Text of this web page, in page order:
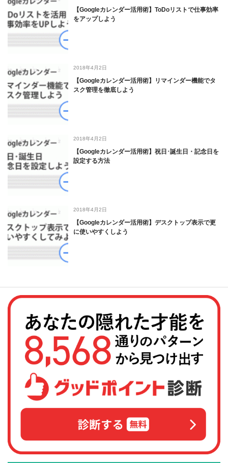
【Googleカレンダー活用術】ToDoリストで仕事効率
をアップしよう
2018年4月2日
【Googleカレンダー活用術】リマインダー機能でタ
スク管理を徹底しよう
2018年4月2日
【Googleカレンダー活用術】祝日･誕生日・記念日を
設定する方法
2018年4月2日
【Googleカレンダー活用術】デスクトップ表示で更
に使いやすくしよう